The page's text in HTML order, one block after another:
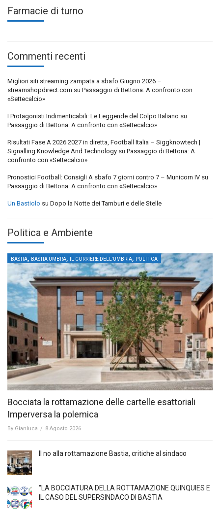
Farmacie di turno
Commenti recenti
Migliori siti streaming zampata a sbafo Giugno 2026 –
streamshopdirect.com su Passaggio di Bettona: A confronto con
«Settecalcio»
I Protagonisti Indimenticabili: Le Leggende del Colpo Italiano su
Passaggio di Bettona: A confronto con «Settecalcio»
Risultati Fase A 2026 2027 in diretta, Football Italia – Siggknowtech |
Signalling Knowledge And Technology su Passaggio di Bettona: A
confronto con «Settecalcio»
Pronostici Football: Consigli A sbafo 7 giorni contro 7 – Municorn IV su
Passaggio di Bettona: A confronto con «Settecalcio»
Un Bastiolo su Dopo la Notte dei Tamburi e delle Stelle
Politica e Ambiente
BASTIA, BASTIA UMBRA, IL CORRIERE DELL'UMBRIA, POLITICA
Bocciata la rottamazione delle cartelle esattoriali
Imperversa la polemica
By Gianluca / 8 Agosto 2026
Il no alla rottamazione Bastia, critiche al sindaco
“LA BOCCIATURA DELLA ROTTAMAZIONE QUINQUIES E
IL CASO DEL SUPERSINDACO DI BASTIA